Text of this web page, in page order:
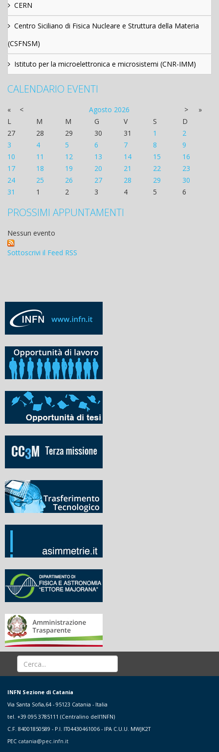
CERN
Centro Siciliano di Fisica Nucleare e Struttura della Materia
(CSFNSM)
Istituto per la microelettronica e microsistemi (CNR-IMM)
CALENDARIO EVENTI
« < Agosto 2026 >
»
L
M M G V S
D
27
28 29 30 31 1
2
3
4 5 6 7 8
9
10
11 12 13 14 15
16
17
18 19 20 21 22
23
24
25 26 27 28 29
30
31
1 2 3 4 5 6
PROSSIMI APPUNTAMENTI
Nessun evento
Sottoscrivi il Feed RSS
INFN Sezione di Catania
Via Santa Sofia,64 - 95123 Catania - Italia
tel. +39 095 3785111 (Centralino dell'INFN)
C.F. 84001850589 - P.I. IT04430461006 - IPA C.U.U. MWJK2T
PEC catania@pec.infn.it